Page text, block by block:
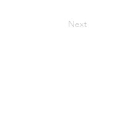
Next